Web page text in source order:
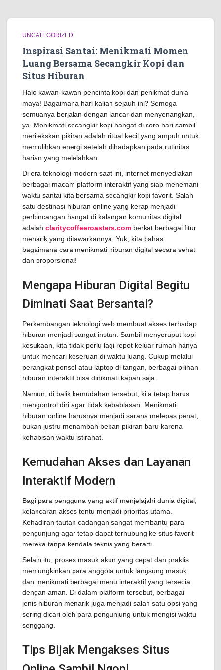
UNCATEGORIZED
Inspirasi Santai: Menikmati Momen
Luang Bersama Secangkir Kopi dan
Situs Hiburan
Halo kawan-kawan pencinta kopi dan penikmat dunia
maya! Bagaimana hari kalian sejauh ini? Semoga
semuanya berjalan dengan lancar dan menyenangkan,
ya. Menikmati secangkir kopi hangat di sore hari sambil
merilekskan pikiran adalah ritual kecil yang ampuh untuk
memulihkan energi setelah dihadapkan pada rutinitas
harian yang melelahkan.
Di era teknologi modern saat ini, internet menyediakan
berbagai macam platform interaktif yang siap menemani
waktu santai kita bersama secangkir kopi favorit. Salah
satu destinasi hiburan online yang kerap menjadi
perbincangan hangat di kalangan komunitas digital
adalah claritycoffeeroasters.com berkat berbagai fitur
menarik yang ditawarkannya. Yuk, kita bahas
bagaimana cara menikmati hiburan digital secara sehat
dan proporsional!
Mengapa Hiburan Digital Begitu
Diminati Saat Bersantai?
Perkembangan teknologi web membuat akses terhadap
hiburan menjadi sangat instan. Sambil menyeruput kopi
kesukaan, kita tidak perlu lagi repot keluar rumah hanya
untuk mencari keseruan di waktu luang. Cukup melalui
perangkat ponsel atau laptop di tangan, berbagai pilihan
hiburan interaktif bisa dinikmati kapan saja.
Namun, di balik kemudahan tersebut, kita tetap harus
mengontrol diri agar tidak kebablasan. Menikmati
hiburan online harusnya menjadi sarana melepas penat,
bukan justru menambah beban pikiran baru karena
kehabisan waktu istirahat.
Kemudahan Akses dan Layanan
Interaktif Modern
Bagi para pengguna yang aktif menjelajahi dunia digital,
kelancaran akses tentu menjadi prioritas utama.
Kehadiran tautan cadangan sangat membantu para
pengunjung agar tetap dapat terhubung ke situs favorit
mereka tanpa kendala teknis yang berarti.
Selain itu, proses masuk akun yang cepat dan praktis
memungkinkan para anggota untuk langsung masuk
dan menikmati berbagai menu interaktif yang tersedia
dengan aman. Di dalam platform tersebut, berbagai
jenis hiburan menarik juga menjadi salah satu opsi yang
sering dicari oleh para pengunjung untuk mengisi waktu
senggang.
Tips Bijak Mengakses Situs